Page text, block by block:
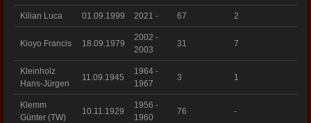
Kilian Luca 01.09.1999 2021 - 67 2
Kioyo Francis 18.09.1979
2002 -
2003
31 7
Kleinholz
Hans-Jürgen
11.09.1945
1964 -
1967
3 1
Klemm
Günter (TW)
10.11.1929
1956 -
1960
76 -